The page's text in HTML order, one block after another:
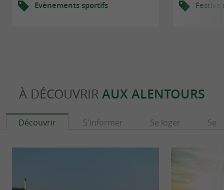
Evènements sportifs
À DÉCOUVRIR AUX ALENTOURS
Découvrir S'informer Se loger Se